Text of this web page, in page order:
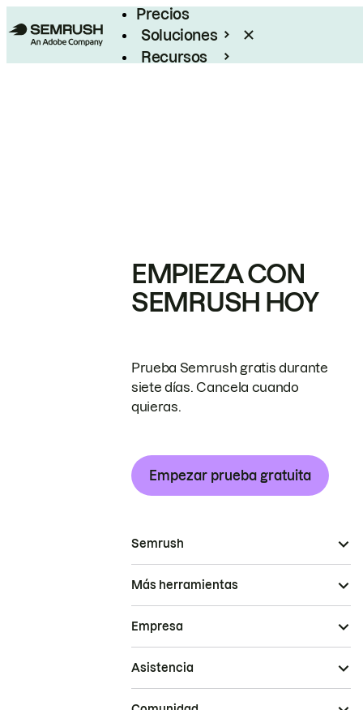
Precios
Soluciones
Recursos
EMPIEZA CON
SEMRUSH HOY
Prueba Semrush gratis durante
siete días. Cancela cuando
quieras.
Empezar prueba gratuita
Semrush
Más herramientas
Empresa
Asistencia